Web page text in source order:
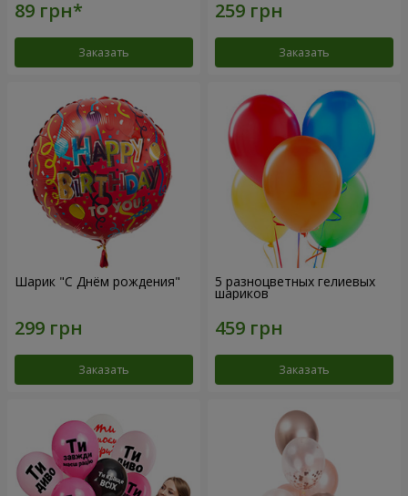
Заказать Заказать
Шарик "С Днём рождения"
Заказать
5 разноцветных гелиевых
шариков
Заказать